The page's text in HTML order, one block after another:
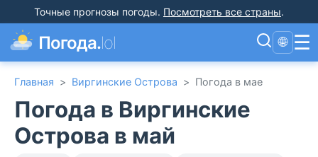
Точные прогнозы погоды. Посмотреть все страны.
Погода.lol 🌐 ☰
Главная > Виргинские Острова > Погода в мае
Погода в Виргинские
Острова в май